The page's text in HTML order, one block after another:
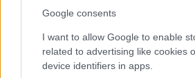
Google consents
I want to allow Google to enable
related to advertising like cookies
device identifiers in apps.